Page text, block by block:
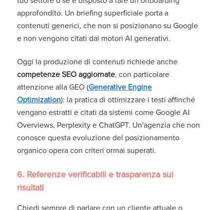
approfondito. Un briefing superficiale porta a
contenuti generici, che non si posizionano su Google
e non vengono citati dai motori AI generativi.
Oggi la produzione di contenuti richiede anche
competenze SEO aggiornate, con particolare
attenzione alla GEO (Generative Engine
Optimization): la pratica di ottimizzare i testi affinché
vengano estratti e citati da sistemi come Google AI
Overviews, Perplexity e ChatGPT. Un'agenzia che non
conosce questa evoluzione del posizionamento
organico opera con criteri ormai superati.
6. Referenze verificabili e trasparenza sui
risultati
Chiedi sempre di parlare con un cliente attuale o